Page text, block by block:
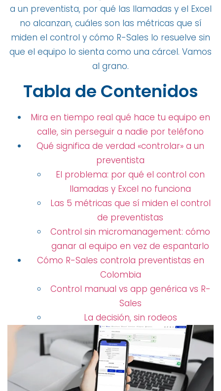
a un preventista, por qué las llamadas y el Excel
no alcanzan, cuáles son las métricas que sí
miden el control y cómo R-Sales lo resuelve sin
que el equipo lo sienta como una cárcel. Vamos
al grano.
Tabla de Contenidos
Mira en tiempo real qué hace tu equipo en
calle, sin perseguir a nadie por teléfono
Qué significa de verdad «controlar» a un
preventista
El problema: por qué el control con
llamadas y Excel no funciona
Las 5 métricas que sí miden el control
de preventistas
Control sin micromanagement: cómo
ganar al equipo en vez de espantarlo
Cómo R-Sales controla preventistas en
Colombia
Control manual vs app genérica vs R-
Sales
La decisión, sin rodeos